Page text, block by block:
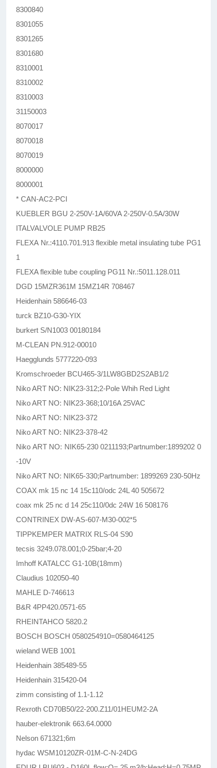
8300840
8301055
8301265
8301680
8310001
8310002
8310003
31150003
8070017
8070018
8070019
8000000
8000001
* CAN-AC2-PCI
KUEBLER BGU 2-250V-1A/60VA 2-250V-0.5A/30W
ITALVALVOLE PUMP RB25
FLEXA Nr.:4110.701.913 flexible metal insulating tube PG1
1
FLEXA flexible tube coupling PG11 Nr.:5011.128.011
DGD 15MZR361M 15MZ14R 708467
Heidenhain 586646-03
turck BZ10-G30-YIX
burkert S/N1003 00180184
M-CLEAN PN.912-00010
Haegglunds 5777220-093
Kromschroeder BCU465-3/1LW8GBD2S2AB1/2
Niko ART NO: NIK23-312;2-Pole Whih Red Light
Niko ART NO: NIK23-368;10/16A 25VAC
Niko ART NO: NIK23-372
Niko ART NO: NIK23-378-42
Niko ART NO: NIK65-230 0211193;Partnumber:1899202 0
-10V
Niko ART NO: NIK65-330;Partnumber: 1899269 230-50Hz
COAX mk 15 nc 14 15c110/odc 24L 40 505672
coax mk 25 nc d 14 25c110/0dc 24W 16 508176
CONTRINEX DW-AS-607-M30-002*5
TIPPKEMPER MATRIX RLS-04 S90
tecsis 3249.078.001;0-25bar;4-20
Imhoff KATALCC G1-10B(18mm)
Claudius 102050-40
MAHLE D-746613
B&R 4PP420.0571-65
RHEINTAHCO 5820.2
BOSCH BOSCH 0580254910=0580464125
wieland WEB 1001
Heidenhain 385489-55
Heidenhain 315420-04
zimm consisting of 1.1-1.12
Rexroth CD70B50/22-200.Z11/01HEUM2-2A
hauber-elektronik 663.64.0000
Nelson 671321;6m
hydac WSM10120ZR-01M-C-N-24DG